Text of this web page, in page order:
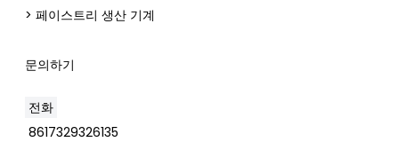
> 페이스트리 생산 기계
문의하기
전화
8617329326135